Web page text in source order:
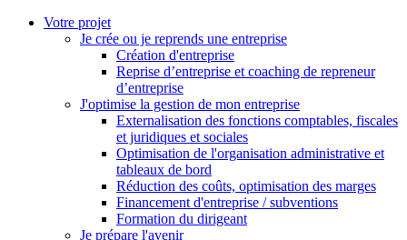
Votre projet
Je crée ou je reprends une entreprise
Création d'entreprise
Reprise d’entreprise et coaching de repreneur
d’entreprise
J'optimise la gestion de mon entreprise
Externalisation des fonctions comptables, fiscales
et juridiques et sociales
Optimisation de l'organisation administrative et
tableaux de bord
Réduction des coûts, optimisation des marges
Financement d'entreprise / subventions
Formation du dirigeant
Je prépare l'avenir